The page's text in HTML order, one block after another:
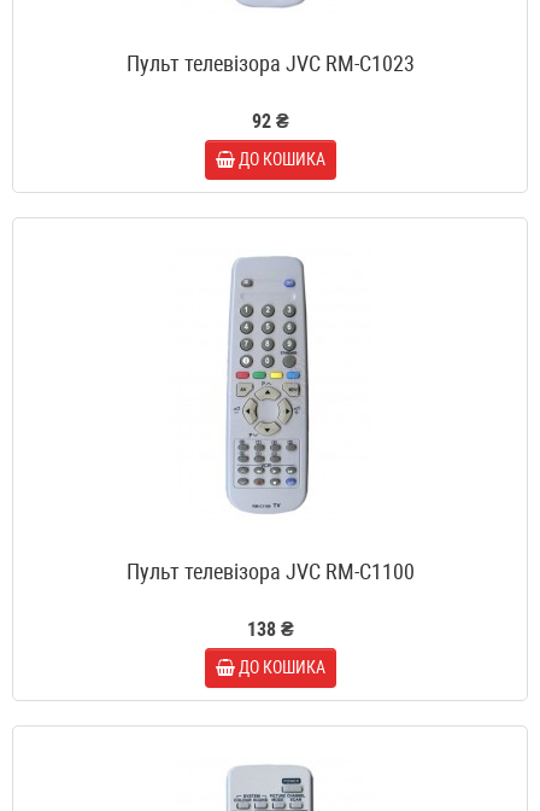
Пульт телевізора JVC RM-C1023
92 ₴
ДО КОШИКА
Пульт телевізора JVC RM-C1100
138 ₴
ДО КОШИКА